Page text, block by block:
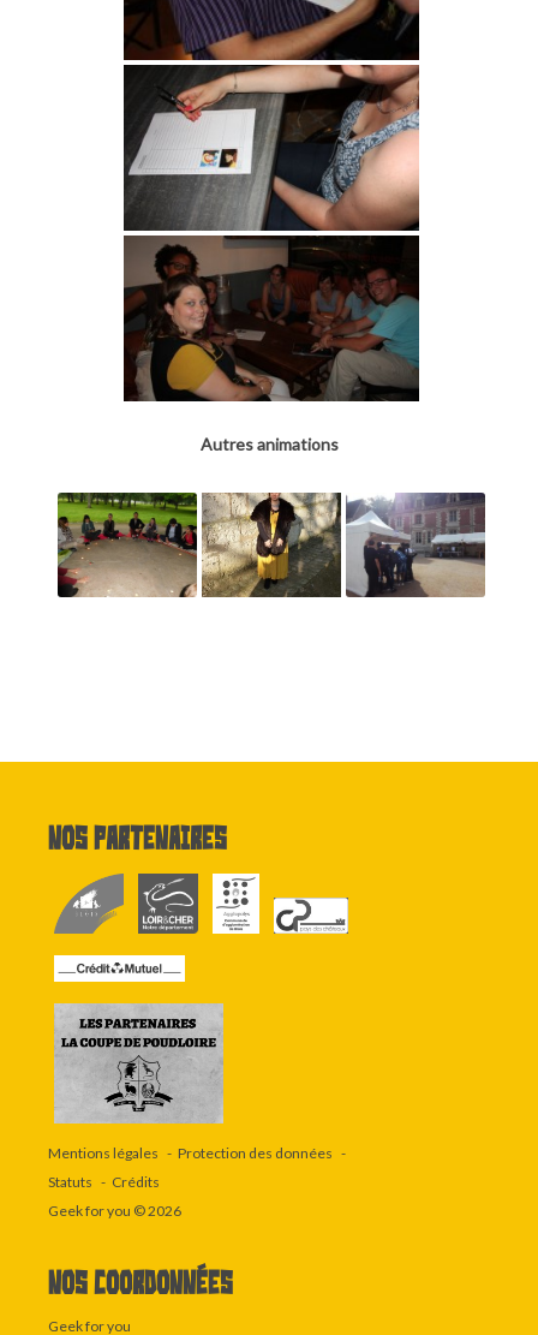
Autres animations
Nos partenaires
Mentions légales
Protection des données
Statuts
Crédits
Geek for you © 2026
Nos coordonnées
Geek for you